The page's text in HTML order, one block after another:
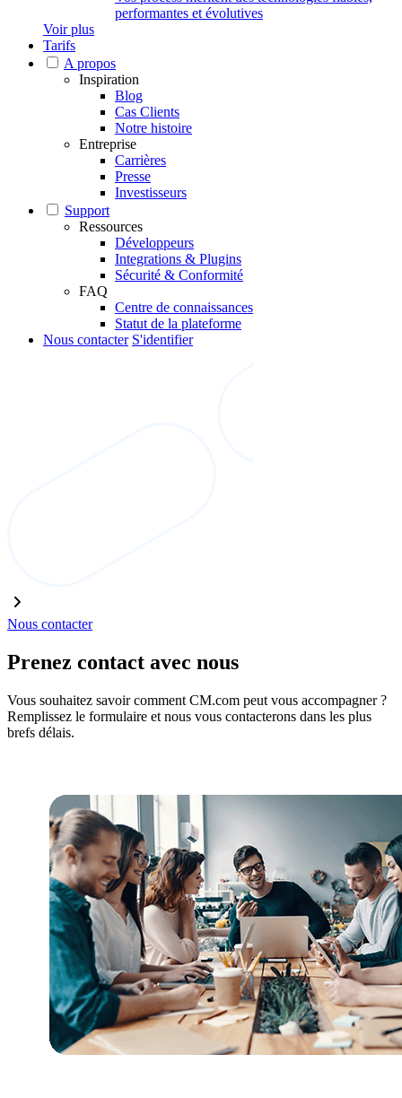
performantes et évolutives
Voir plus
Tarifs
A propos
Inspiration
Blog
Cas Clients
Notre histoire
Entreprise
Carrières
Presse
Investisseurs
Support
Ressources
Développeurs
Integrations & Plugins
Sécurité & Conformité
FAQ
Centre de connaissances
Statut de la plateforme
Nous contacter S'identifier
Nous contacter
Prenez contact avec nous
Vous souhaitez savoir comment CM.com peut vous accompagner ?
Remplissez le formulaire et nous vous contacterons dans les plus
brefs délais.